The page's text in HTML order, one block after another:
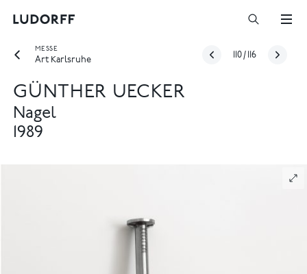
MESSE
Art Karlsruhe
110 / 116
GÜNTHER UECKER
Nagel
1989